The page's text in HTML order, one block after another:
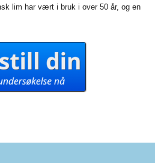
lim har vært i bruk i over 50 år, og en